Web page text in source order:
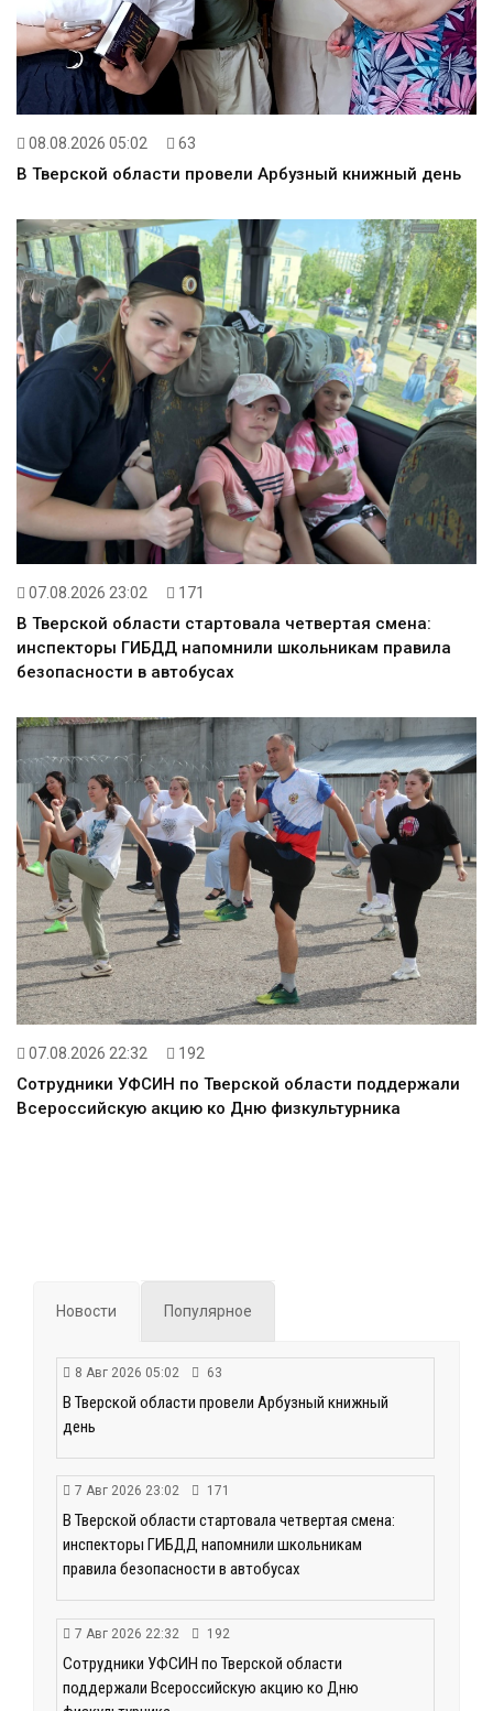
08.08.2026 05:02 63
В Тверской области провели Арбузный книжный день
07.08.2026 23:02 171
В Тверской области стартовала четвертая смена:
инспекторы ГИБДД напомнили школьникам правила
безопасности в автобусах
07.08.2026 22:32 192
Сотрудники УФСИН по Тверской области поддержали
Всероссийскую акцию ко Дню физкультурника
Новости Популярное
8 Авг 2026 05:02 63
В Тверской области провели Арбузный книжный
день
7 Авг 2026 23:02 171
В Тверской области стартовала четвертая смена:
инспекторы ГИБДД напомнили школьникам
правила безопасности в автобусах
7 Авг 2026 22:32 192
Сотрудники УФСИН по Тверской области
поддержали Всероссийскую акцию ко Дню